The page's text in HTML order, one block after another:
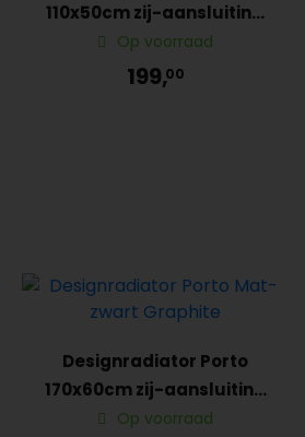
110x50cm zij-aansluiting
Wit
Op voorraad
199,00
Designradiator Porto
170x60cm zij-aansluiting
Mat-zwart Graphite
Op voorraad